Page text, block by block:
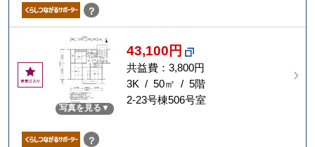
？
お
気
写真を見る
43,100円
共益費：3,800円
3K / 50㎡ / 5階
2-23号棟506号室
？